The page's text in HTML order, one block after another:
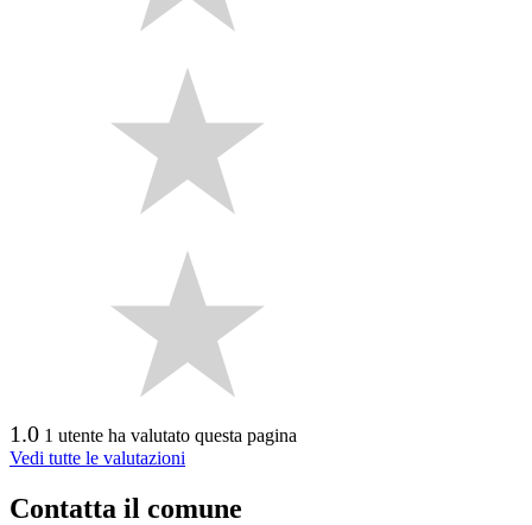
1.0 1 utente ha valutato questa pagina
Vedi tutte le valutazioni
Contatta il comune